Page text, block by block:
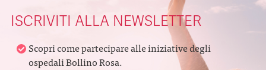
ISCRIVITI ALLA NEWSLETTER
Scopri come partecipare alle iniziative degli
ospedali Bollino Rosa.